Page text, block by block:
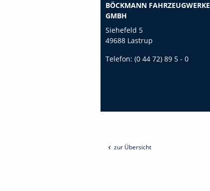
BÖCKMANN FAHRZEUGWERKE
GMBH
Siehefeld 5
49688 Lastrup
Telefon: (0 44 72) 89 5 - 0
zur Übersicht